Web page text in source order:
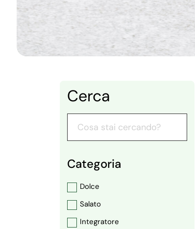
Cerca
Categoria
Dolce
Salato
Integratore